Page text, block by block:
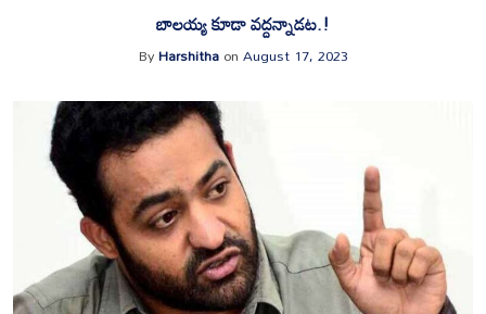
బాలయ్య కూడా వద్దన్నాడట.!
ByHarshithaonAugust 17, 2023